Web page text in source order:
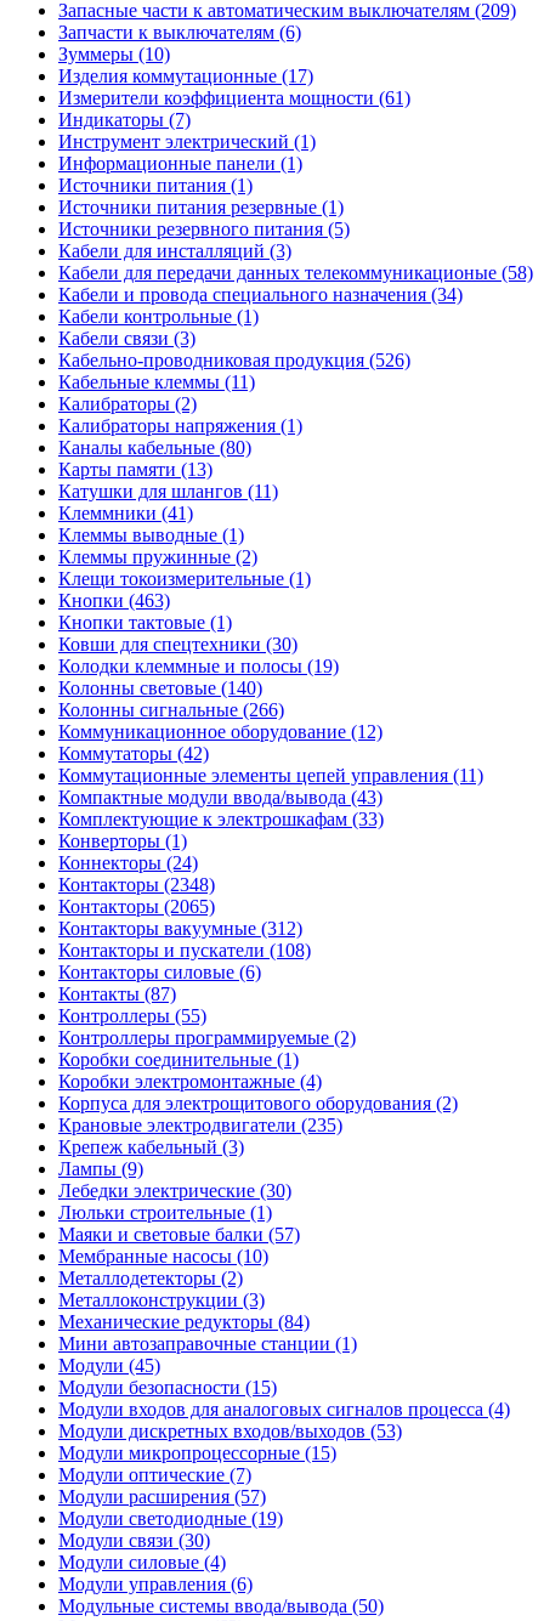
Запасные части к автоматическим выключателям (209)
Запчасти к выключателям (6)
Зуммеры (10)
Изделия коммутационные (17)
Измерители коэффициента мощности (61)
Индикаторы (7)
Инструмент электрический (1)
Информационные панели (1)
Источники питания (1)
Источники питания резервные (1)
Источники резервного питания (5)
Кабели для инсталляций (3)
Кабели для передачи данных телекоммуникационые (58)
Кабели и провода специального назначения (34)
Кабели контрольные (1)
Кабели связи (3)
Кабельно-проводниковая продукция (526)
Кабельные клеммы (11)
Калибраторы (2)
Калибраторы напряжения (1)
Каналы кабельные (80)
Карты памяти (13)
Катушки для шлангов (11)
Клеммники (41)
Клеммы выводные (1)
Клеммы пружинные (2)
Клещи токоизмерительные (1)
Кнопки (463)
Кнопки тактовые (1)
Ковши для спецтехники (30)
Колодки клеммные и полосы (19)
Колонны световые (140)
Колонны сигнальные (266)
Коммуникационное оборудование (12)
Коммутаторы (42)
Коммутационные элементы цепей управления (11)
Компактные модули ввода/вывода (43)
Комплектующие к электрошкафам (33)
Конверторы (1)
Коннекторы (24)
Контакторы (2348)
Контакторы (2065)
Контакторы вакуумные (312)
Контакторы и пускатели (108)
Контакторы силовые (6)
Контакты (87)
Контроллеры (55)
Контроллеры программируемые (2)
Коробки соединительные (1)
Коробки электромонтажные (4)
Корпуса для электрощитового оборудования (2)
Крановые электродвигатели (235)
Крепеж кабельный (3)
Лампы (9)
Лебедки электрические (30)
Люльки строительные (1)
Маяки и световые балки (57)
Мембранные насосы (10)
Металлодетекторы (2)
Металлоконструкции (3)
Механические редукторы (84)
Мини автозаправочные станции (1)
Модули (45)
Модули безопасности (15)
Модули входов для аналоговых сигналов процесса (4)
Модули дискретных входов/выходов (53)
Модули микропроцессорные (15)
Модули оптические (7)
Модули расширения (57)
Модули светодиодные (19)
Модули связи (30)
Модули силовые (4)
Модули управления (6)
Модульные системы ввода/вывода (50)